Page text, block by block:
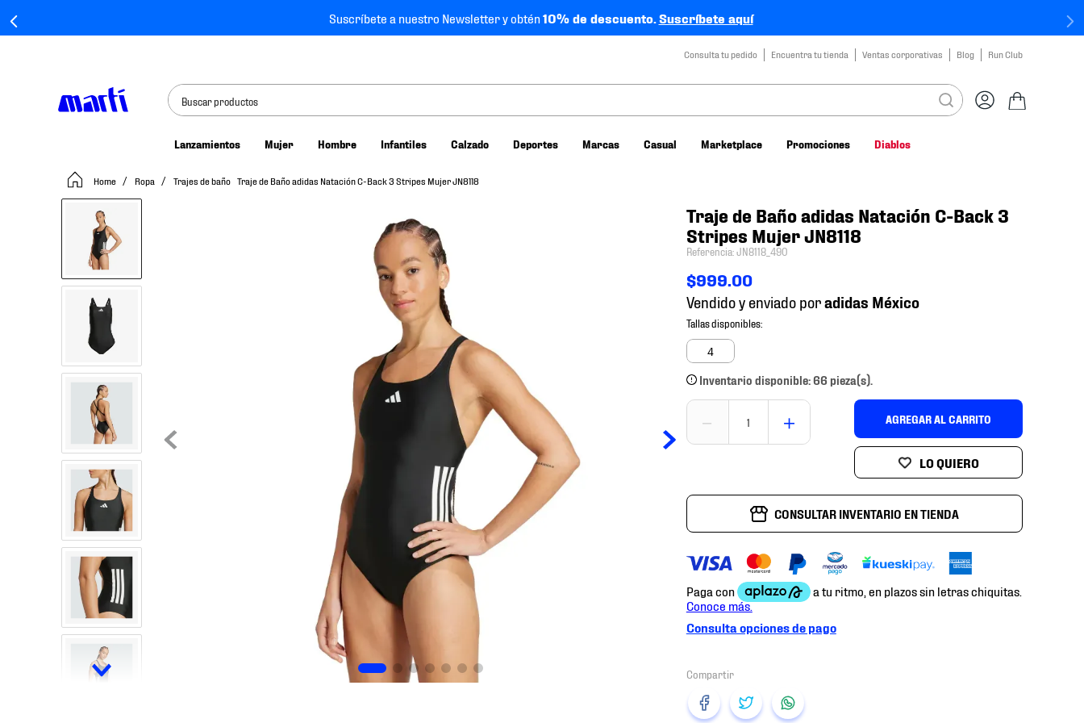
Suscríbete a nuestro Newsletter y obtén10% de descuento.Suscríbete aquí
Consulta tu pedido Encuentra tu tienda Ventas corporativas Blog Run Club
Buscar productos
Lanzamientos Mujer Hombre Infantiles Calzado Deportes Marcas Casual Marketplace Promociones Diablos
Ropa Trajes de baño Traje de Baño adidas Natación C-Back 3 Stripes Mujer JN8118
Traje de Baño adidas Natación C-Back 3
Stripes Mujer JN8118
Referencia:JN8118_490
$999.00
Vendido y enviado por
4
Inventario disponible: 66 pieza(s).
＋
－ AGREGAR AL CARRITO
CONSULTAR INVENTARIO EN TIENDA
Consulta opciones de pago
tenis mujer
tenis hombre
tenis futbol